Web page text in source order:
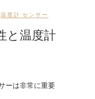
温度計 センサー
と温度計
ーは非常に重要